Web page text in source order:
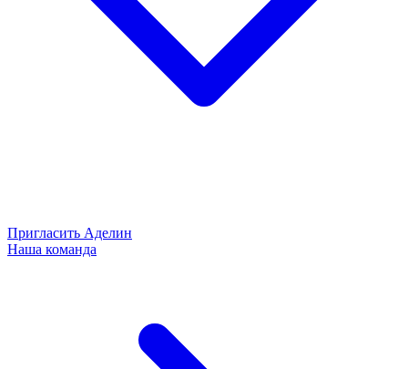
Пригласить Аделин
Наша команда